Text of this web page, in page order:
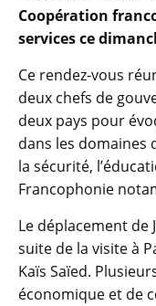
Coopération
services ce
Ce rendez-vous
deux chefs de
deux pays pour
dans les domaines
la sécurité,
Francophonie
Le déplacement de
suite de la visite à
Kaïs Saïed.
économique et de